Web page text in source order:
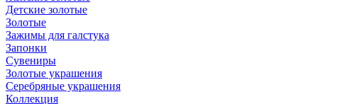
Детские золотые
Золотые
Зажимы для галстука
Запонки
Сувениры
Золотые украшения
Серебряные украшения
Коллекция